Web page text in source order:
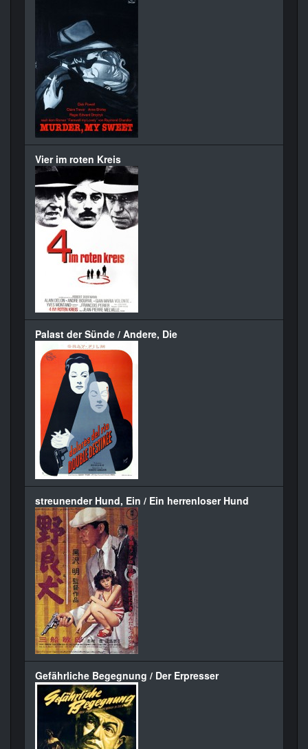
Vier im roten Kreis
Palast der Sünde / Andere, Die
streunender Hund, Ein / Ein herrenloser Hund
Gefährliche Begegnung / Der Erpresser